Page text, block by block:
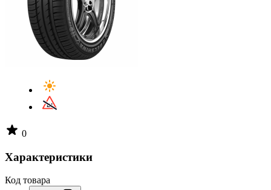
0
Характеристики
Код товара